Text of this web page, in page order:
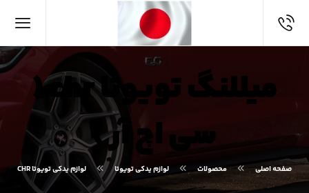
میللنگ تویوتا chr (
سی اچ آر )
صفحه اصلی محصولات لوازم یدکی تویوتا لوازم یدکی تویوتا CHR